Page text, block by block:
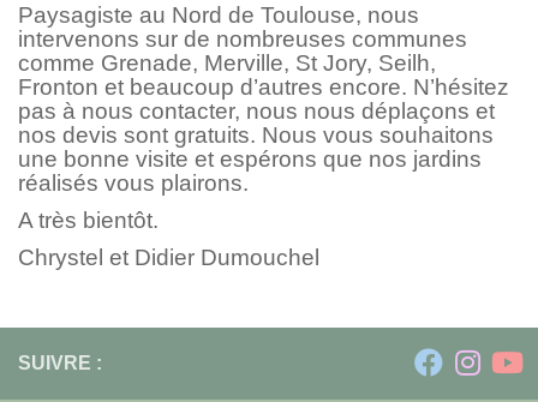
Paysagiste au Nord de Toulouse, nous
intervenons sur de nombreuses communes
comme Grenade, Merville, St Jory, Seilh,
Fronton et beaucoup d’autres encore. N’hésitez
pas à nous contacter, nous nous déplaçons et
nos devis sont gratuits. Nous vous souhaitons
une bonne visite et espérons que nos jardins
réalisés vous plairons.
A très bientôt.
Chrystel et Didier Dumouchel
SUIVRE :